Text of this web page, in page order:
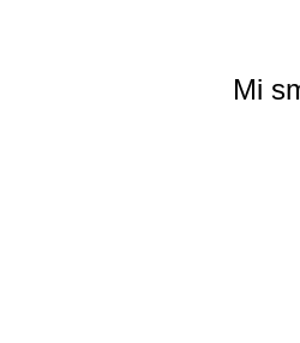
Mi